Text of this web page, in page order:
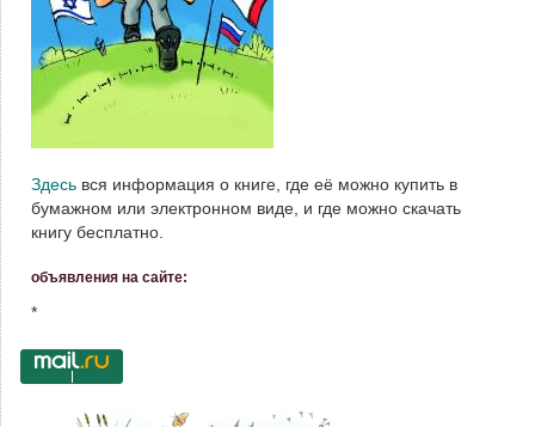
Здесь вся информация о книге, где её можно купить в
бумажном или электронном виде, и где можно скачать
книгу бесплатно.
объявления на сайте:
*